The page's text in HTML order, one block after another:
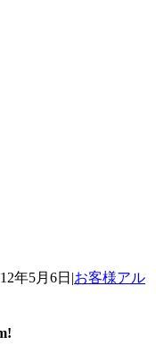
年5月6日 |お客様アル